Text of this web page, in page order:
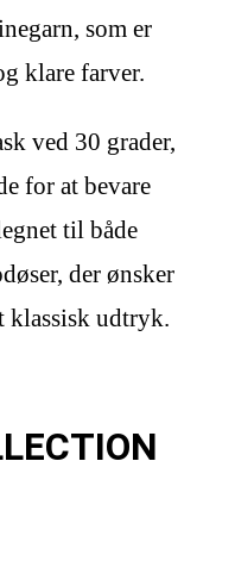
som er
klare farver.
ved 30 grader,
for at bevare
til både
der ønsker
klassisk udtryk.